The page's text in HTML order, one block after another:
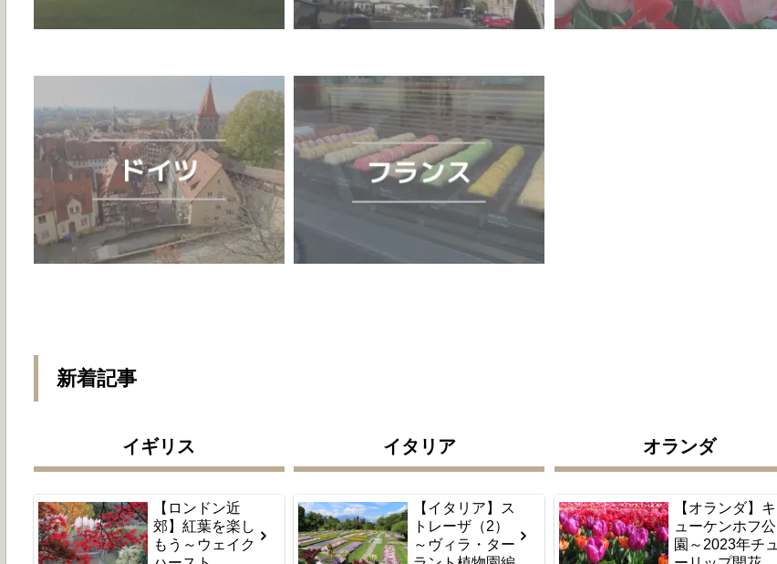
新着記事
イギリス
【ロンドン近
郊】紅葉を楽し
もう～ウェイク
イタリア
【イタリア】ス
トレーザ（2）
～ヴィラ・ター
オランダ
【オランダ】キ
ューケンホフ公
園～2023年チュ